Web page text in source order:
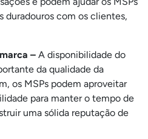
duradouros com os clientes,
– A disponibilidade do
da qualidade da
os MSPs podem aproveitar
para manter o tempo de
uma sólida reputação de